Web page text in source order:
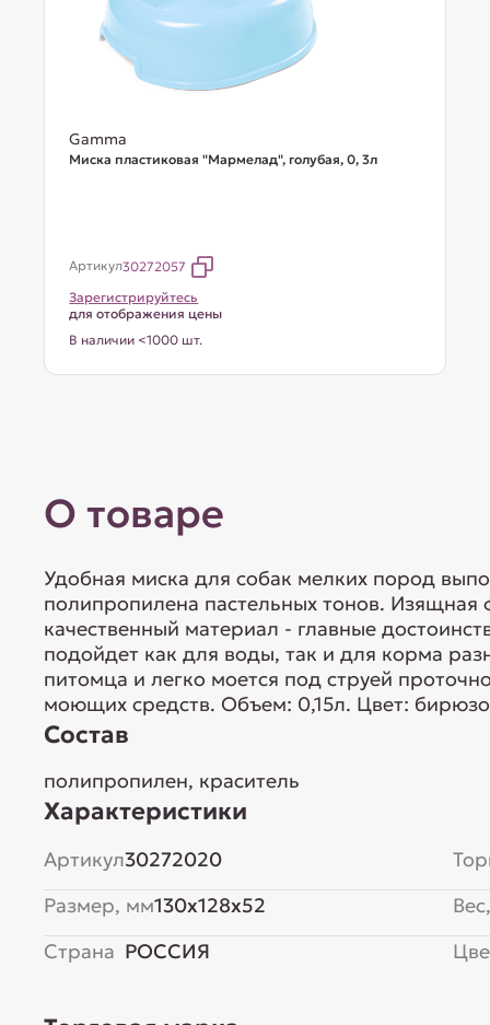
Gamma
Миска пластиковая "Мармелад", голубая, 0, 3л
Артикул30272057
Зарегистрируйтесь
для отображения цены
В наличии <1000 шт.
О товаре
Удобная миска для собак мелких пород
полипропилена пастельных тонов.
качественный материал - главные
подойдет как для воды, так и для корма
питомца и легко моется под струей
моющих средств. Объем: 0,15л. Цвет:
Состав
полипропилен, краситель
Характеристики
Артикул30272020
Размер, мм130x128x52
Страна РОССИЯ